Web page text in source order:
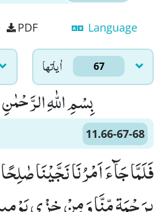
PDF Language
اٰياتها 67
بِسْمِ اللّٰهِ
11.66-67-68
فَلَمَّا جَآءَ اَمْرُنَا نَجَّیْنَا
بِرَحْمَةٍ مِّنَّا وَ مِنْ خِزْیِ